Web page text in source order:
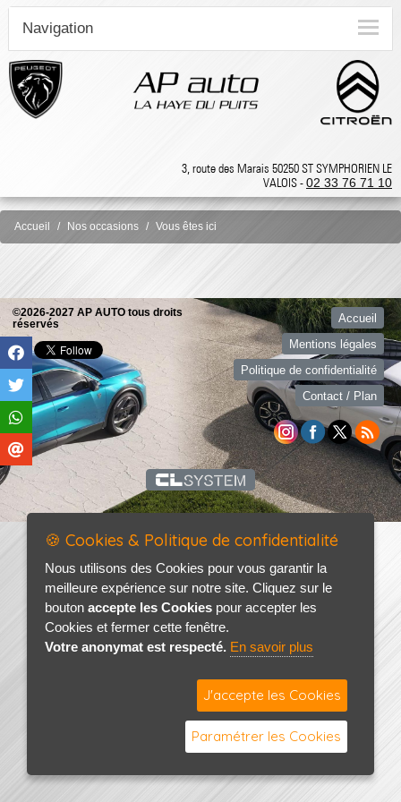
Navigation
3, route des Marais 50250 ST SYMPHORIEN LE
VALOIS -02 33 76 71 10
Accueil Nos occasions Vous êtes ici
©2026-2027 AP AUTO tous droits
réservés
Accueil
Mentions légales
Politique de confidentialité
Contact / Plan
🍪 Cookies & Politique de confidentialité
Nous utilisons des Cookies pour vous garantir la
meilleure expérience sur notre site. Cliquez sur le
bouton accepte les Cookies pour accepter les
Cookies et fermer cette fenêtre.
Votre anonymat est respecté. En savoir plus
J'accepte les Cookies
Paramétrer les Cookies